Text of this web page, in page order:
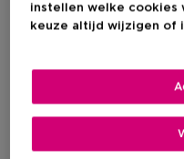
instellen welke cookies
keuze altijd wijzigen of